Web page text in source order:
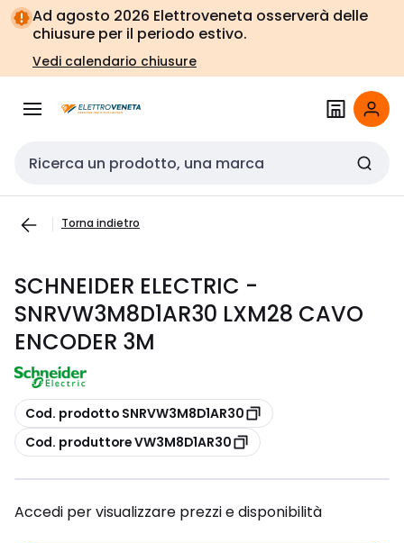
Vai alla
navigazione
Vai
alla
pagina
Ad agosto 2026 Elettroveneta osserverà delle
chiusure per il periodo estivo.
Vedi calendario chiusure
Cerca input
Torna indietro
SCHNEIDER ELECTRIC -
SNRVW3M8D1AR30 LXM28 CAVO
ENCODER 3M
copia
Cod. prodotto SNRVW3M8D1AR30
copia
Cod. produttore VW3M8D1AR30
Accedi per visualizzare prezzi e disponibilità